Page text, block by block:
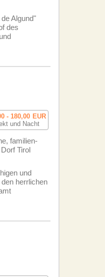
Algund"
des
- 180,00 EUR
und Nacht
familien­
Tirol
und
herrlichen